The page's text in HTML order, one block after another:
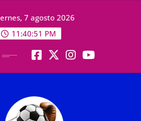
7 agosto 2026
11:40:53 PM